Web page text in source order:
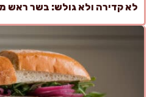
לא קדירה ולא גולש: בשר ראש